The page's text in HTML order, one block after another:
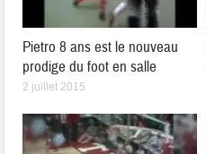
Pietro 8 ans est le nouveau
prodige du foot en salle
2 juillet 2015